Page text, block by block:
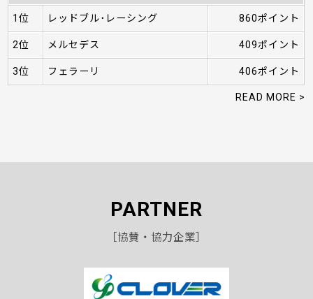
1位 レッドブル･レーシング 860ポイント
2位 メルセデス 409ポイント
3位 フェラーリ 406ポイント
READ MORE >
PARTNER
［協賛・協力企業］